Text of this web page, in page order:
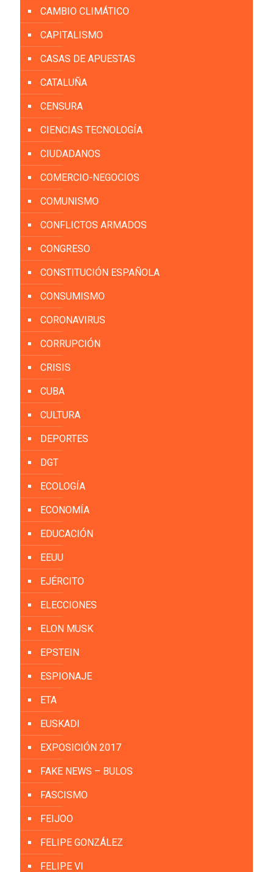
CAMBIO CLIMÁTICO
CAPITALISMO
CASAS DE APUESTAS
CATALUÑA
CENSURA
CIENCIAS TECNOLOGÍA
CIUDADANOS
COMERCIO-NEGOCIOS
COMUNISMO
CONFLICTOS ARMADOS
CONGRESO
CONSTITUCIÓN ESPAÑOLA
CONSUMISMO
CORONAVIRUS
CORRUPCIÓN
CRISIS
CUBA
CULTURA
DEPORTES
DGT
ECOLOGÍA
ECONOMÍA
EDUCACIÓN
EEUU
EJÉRCITO
ELECCIONES
ELON MUSK
EPSTEIN
ESPIONAJE
ETA
EUSKADI
EXPOSICIÓN 2017
FAKE NEWS – BULOS
FASCISMO
FEIJOO
FELIPE GONZÁLEZ
FELIPE VI